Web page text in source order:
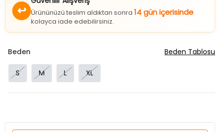
↩ Ürününüzü teslim aldıktan sonra 14 gün içerisinde
kolayca iade edebilirsiniz.
Beden
S M L XL
Beden Tablosu